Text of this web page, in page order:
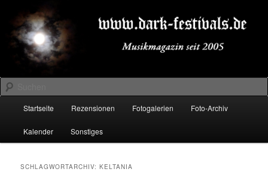
primären
Inhalt
springen
sekundären
Inhalt
springenDARK-FESTIVALS.DE
Suchen
Startseite Rezensionen Fotogalerien Foto-Archiv
Kalender Sonstiges
SCHLAGWORTARCHIV:KELTANIA